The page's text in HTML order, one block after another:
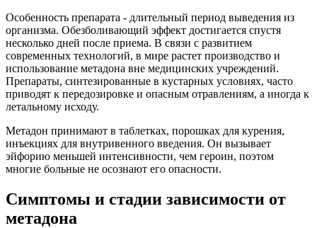
Особенность препарата - длительный период выведения из
организма. Обезболивающий эффект достигается спустя
несколько дней после приема. В связи с развитием
современных технологий, в мире растет производство и
использование метадона вне медицинских учреждений.
Препараты, синтезированные в кустарных условиях, часто
приводят к передозировке и опасным отравлениям, а иногда к
летальному исходу.
Метадон принимают в таблетках, порошках для курения,
инъекциях для внутривенного введения. Он вызывает
эйфорию меньшей интенсивности, чем героин, поэтом
многие больные не осознают его опасности.
Симптомы и стадии зависимости от
метадона